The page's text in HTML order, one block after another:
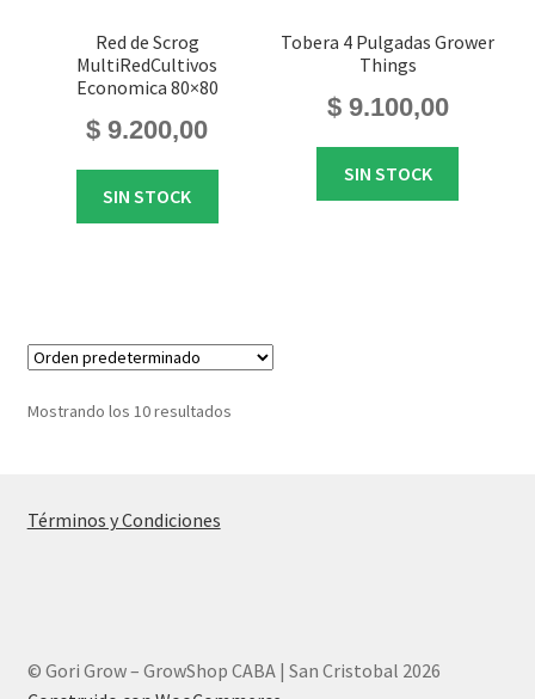
Red de Scrog
MultiRedCultivos
Economica 80×80
$ 9.200,00
SIN STOCK
Tobera 4 Pulgadas Grower
Things
$9.100,00
SIN STOCK
Mostrando los 10 resultados
Términos y Condiciones
© Gori Grow – GrowShop CABA | San Cristobal 2026